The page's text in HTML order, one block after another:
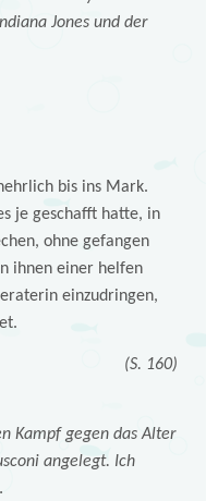
Jones und der
bis ins Mark.
je geschafft hatte, in
ohne gefangen
ihnen einer helfen
einzudringen,
(S. 160)
Kampf gegen das Alter
angelegt. Ich